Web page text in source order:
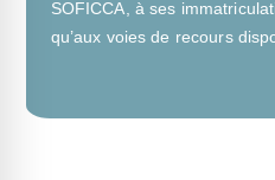
SOFICCA, à ses
qu’aux voies de recours